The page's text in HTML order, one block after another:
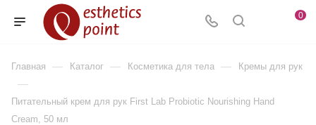
0
Главная — Каталог — Косметика для тела — Кремы для рук
—
Питательный крем для рук First Lab Probiotic Nourishing Hand
Cream, 50 мл